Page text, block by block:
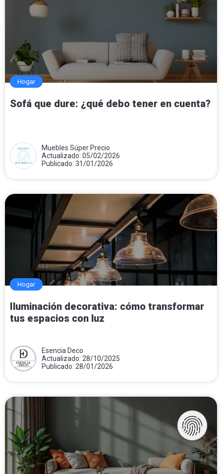
Hogar
Sofá que dure: ¿qué debo tener en cuenta?
Muebles Súper Precio
Actualizado: 05/02/2026
Publicado: 31/01/2026
Hogar
Iluminación decorativa: cómo transformar
tus espacios con luz
Esencia Deco
Actualizado: 28/10/2025
Publicado: 28/01/2026